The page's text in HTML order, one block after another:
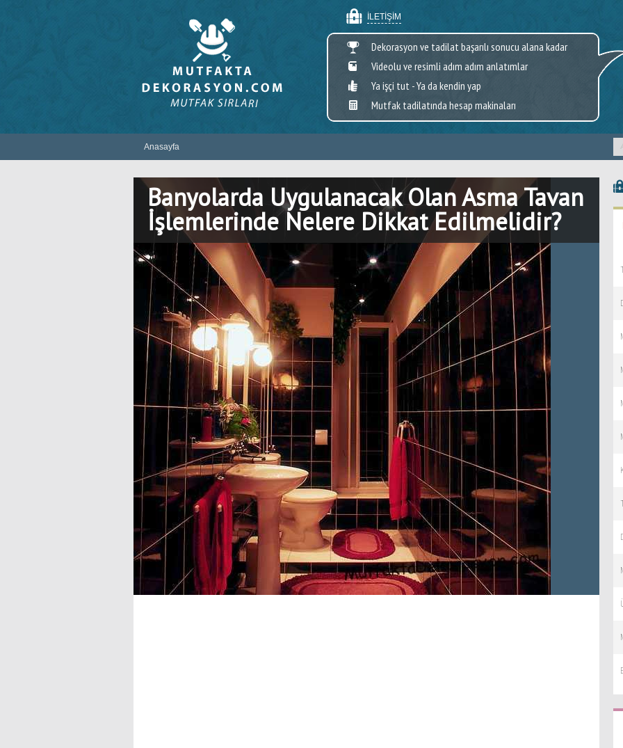
İLETIŞIM
Dekorasyon ve tadilat başarılı sonucu alana kadar
Videolu ve resimli adım adım anlatımlar
Ya işçi tut - Ya da kendin yap
Mutfak tadilatında hesap makinaları
Anasayfa
Banyolarda Uygulanacak Olan Asma Tavan
İşlemlerinde Nelere Dikkat Edilmelidir?